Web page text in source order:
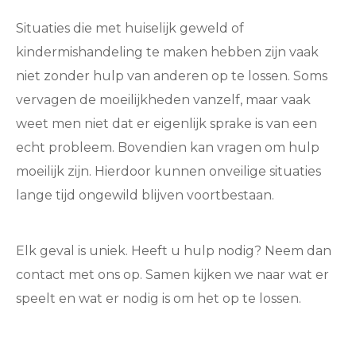
Situaties die met huiselijk geweld of
kindermishandeling te maken hebben zijn vaak
niet zonder hulp van anderen op te lossen. Soms
vervagen de moeilijkheden vanzelf, maar vaak
weet men niet dat er eigenlijk sprake is van een
echt probleem. Bovendien kan vragen om hulp
moeilijk zijn. Hierdoor kunnen onveilige situaties
lange tijd ongewild blijven voortbestaan.
Elk geval is uniek. Heeft u hulp nodig? Neem dan
contact met ons op. Samen kijken we naar wat er
speelt en wat er nodig is om het op te lossen.